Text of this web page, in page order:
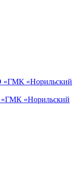
«ГМК «Норильский
«Норильский